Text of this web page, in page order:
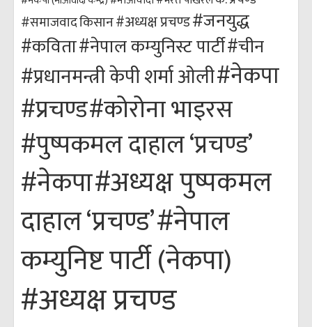
#समाजवादकिसान#अध्यक्ष प्रचण्ड#जनयुद्ध
#कविता#नेपाल कम्युनिस्ट पार्टी#चीन
#प्रधानमन्त्री केपी शर्मा ओली#नेकपा
#प्रचण्ड#कोरोना भाइरस
#पुष्पकमल दाहाल ‘प्रचण्ड’
#नेकपा#अध्यक्ष पुष्पकमल
दाहाल ‘प्रचण्ड’#नेपाल
कम्युनिष्ट पार्टी (नेकपा)
#अध्यक्ष प्रचण्ड